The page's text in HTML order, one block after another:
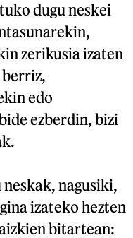
dugu neskei
zerikusia izaten
berriz,
edo
ezberdin, bizi
nagusiki,
izateko hezten
bitartean: